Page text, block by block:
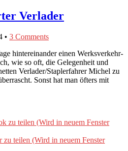
Verlader
• 3 Comments
hintereinander einen Werksverkehr-
wie so oft, die Gelegenheit und
Verlader/Staplerfahrer Michel zu
Sonst hat man öfters mit
zu teilen (Wird in neuem Fenster
teilen (Wird in neuem Fenster